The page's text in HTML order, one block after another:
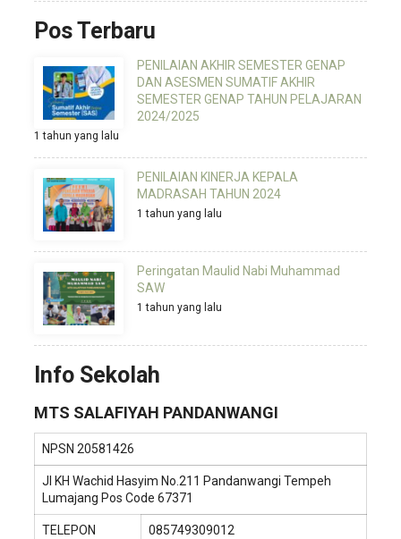
Pos Terbaru
PENILAIAN AKHIR SEMESTER GENAP
DAN ASESMEN SUMATIF AKHIR
SEMESTER GENAP TAHUN PELAJARAN
2024/2025
1 tahun yang lalu
PENILAIAN KINERJA KEPALA
MADRASAH TAHUN 2024
1 tahun yang lalu
Peringatan Maulid Nabi Muhammad
SAW
1 tahun yang lalu
Info Sekolah
MTS SALAFIYAH PANDANWANGI
NPSN 20581426
Jl KH Wachid Hasyim No.211 Pandanwangi Tempeh
Lumajang Pos Code 67371
TELEPON 085749309012